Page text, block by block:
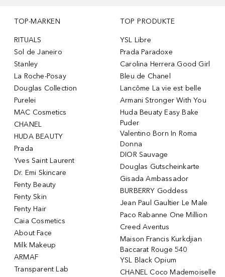
TOP-MARKEN
RITUALS
Sol de Janeiro
Stanley
La Roche-Posay
Douglas Collection
Purelei
MAC Cosmetics
CHANEL
HUDA BEAUTY
Prada
Yves Saint Laurent
Dr. Emi Skincare
Fenty Beauty
Fenty Skin
Fenty Hair
Caia Cosmetics
About Face
Milk Makeup
ARMAF
Transparent Lab
TOP PRODUKTE
YSL Libre
Prada Paradoxe
Carolina Herrera Good Girl
Bleu de Chanel
Lancôme La vie est belle
Armani Stronger With You
Huda Beuaty Easy Bake
Puder
Valentino Born In Roma
Donna
DIOR Sauvage
Douglas Gutscheinkarte
Gisada Ambassador
BURBERRY Goddess
Jean Paul Gaultier Le Male
Paco Rabanne One Million
Creed Aventus
Maison Francis Kurkdjian
Baccarat Rouge 540
YSL Black Opium
CHANEL Coco Mademoiselle